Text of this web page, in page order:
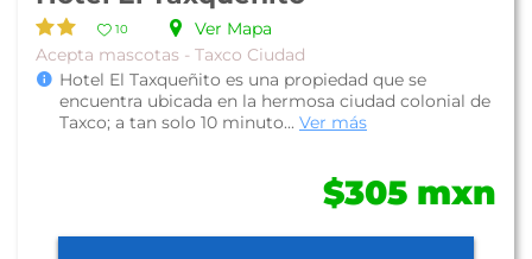
10
Ver Mapa
Acepta mascotas - Taxco Ciudad
Hotel El Taxqueñito es una propiedad que se
encuentra ubicada en la hermosa ciudad colonial de
Taxco; a tan solo 10 minuto... Ver más
$305 mxn